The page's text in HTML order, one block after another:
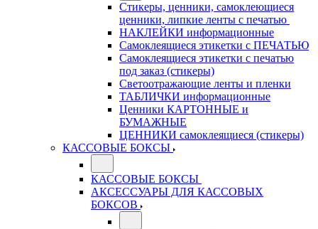
Стикеры, ценники, самоклеющиеся
ценники, липкие ленты с печатью
НАКЛЕЙКИ информационные
Самоклеящиеся этикетки с ПЕЧАТЬЮ
Самоклеящиеся этикетки с печатью
под заказ (стикеры)
Светоотражающие ленты и пленки
ТАБЛИЧКИ информационные
Ценники КАРТОННЫЕ и
БУМАЖНЫЕ
ЦЕННИКИ самоклеящиеся (стикеры)
КАССОВЫЕ БОКСЫ
КАССОВЫЕ БОКСЫ
АКСЕССУАРЫ ДЛЯ КАССОВЫХ
БОКСОВ